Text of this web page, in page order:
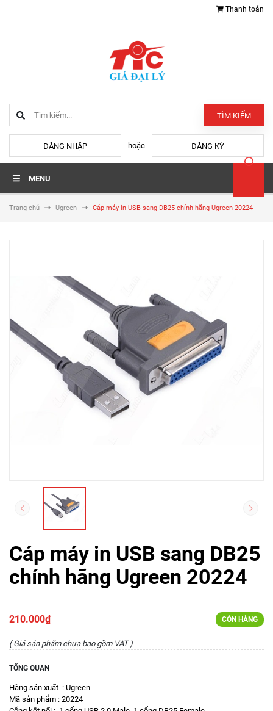
Thanh toán
TÌM KIẾM
ĐĂNG NHẬP hoặc ĐĂNG KÝ
MENU
Trang chủ Ugreen Cáp máy in USB sang DB25 chính hãng Ugreen 20224
Cáp máy in USB sang DB25
chính hãng Ugreen 20224
210.000₫ CÒN HÀNG
( Giá sản phẩm chưa bao gồm VAT )
TỔNG QUAN
Hãng sản xuất : Ugreen
Mã sản phẩm : 20224